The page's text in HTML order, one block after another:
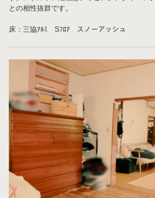
との相性抜群です。
床：三協ｱﾙﾐ Sﾌﾛｱ スノーアッシュ